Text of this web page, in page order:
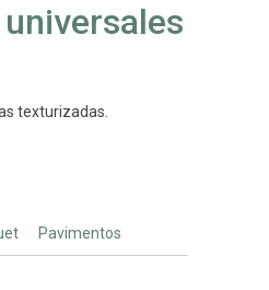
texturizadas.
Pavimentos